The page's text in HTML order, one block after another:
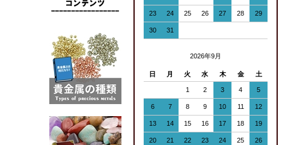
23 24 25 26 27 28 29
30 31
2026年9月
日 月 火 水 木 金 土
1 2 3 4 5
6 7 8 9 10 11 12
13 14 15 16 17 18 19
20 21 22 23 24 25 26